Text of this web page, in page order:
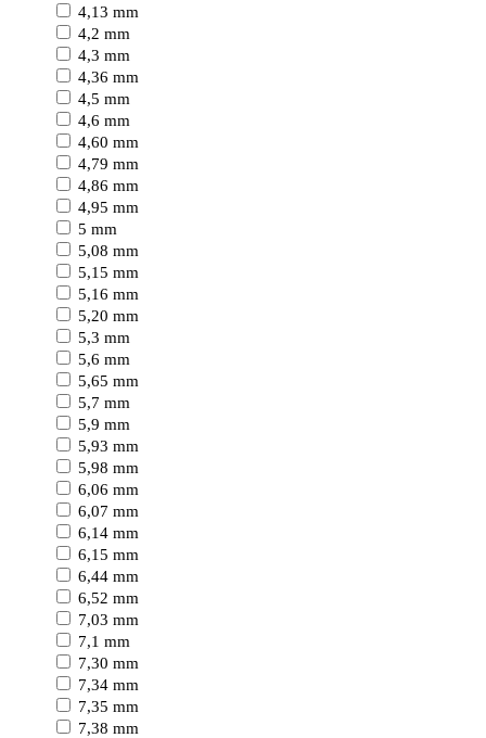
4,13 mm
4,2 mm
4,3 mm
4,36 mm
4,5 mm
4,6 mm
4,60 mm
4,79 mm
4,86 mm
4,95 mm
5 mm
5,08 mm
5,15 mm
5,16 mm
5,20 mm
5,3 mm
5,6 mm
5,65 mm
5,7 mm
5,9 mm
5,93 mm
5,98 mm
6,06 mm
6,07 mm
6,14 mm
6,15 mm
6,44 mm
6,52 mm
7,03 mm
7,1 mm
7,30 mm
7,34 mm
7,35 mm
7,38 mm